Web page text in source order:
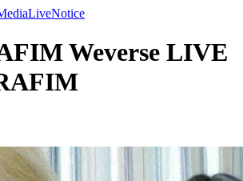
LiveNotice
Weverse LIVE